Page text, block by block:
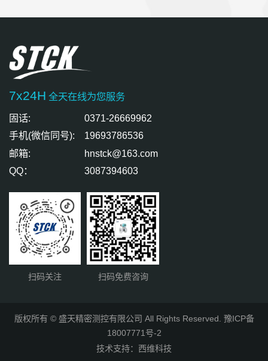
7x24H 全天在线为您服务
固话:
0371-26669962
手机(微信同号):
19693786536
邮箱:
hnstck@163.com
QQ：
3087394603
扫码关注 扫码免费咨询
版权所有 © 盛天精密测控有限公司 All Rights Reserved. 豫ICP备
18007771号-2
技术支持： 西维科技